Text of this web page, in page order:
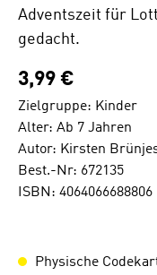
Adventszeit für
gedacht.
3,99 €
Zielgruppe: Kinder
Alter: Ab 7 Jahren
Autor: Kirsten
Best.-Nr: 672135
ISBN: 4064066688806
Physische